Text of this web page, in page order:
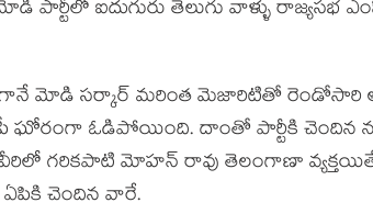
పార్టీలో ఐదుగురు తెలుగు వాళ్ళు రాజ్యసభ
మోడి సర్కార్ మరింత మెజారిటితో రెండోసారి
ఓడిపోయింది. దాంతో పార్టీకి చెందిన
గరికపాటి మోహన్ రావు తెలంగాణా వ్యక్తయితే
చెందిన వారే.